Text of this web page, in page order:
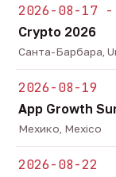
2026-08-17
Crypto 2026
Санта-Барбара,
2026-08-19
App Growth
Мехико, Mexico
2026-08-22